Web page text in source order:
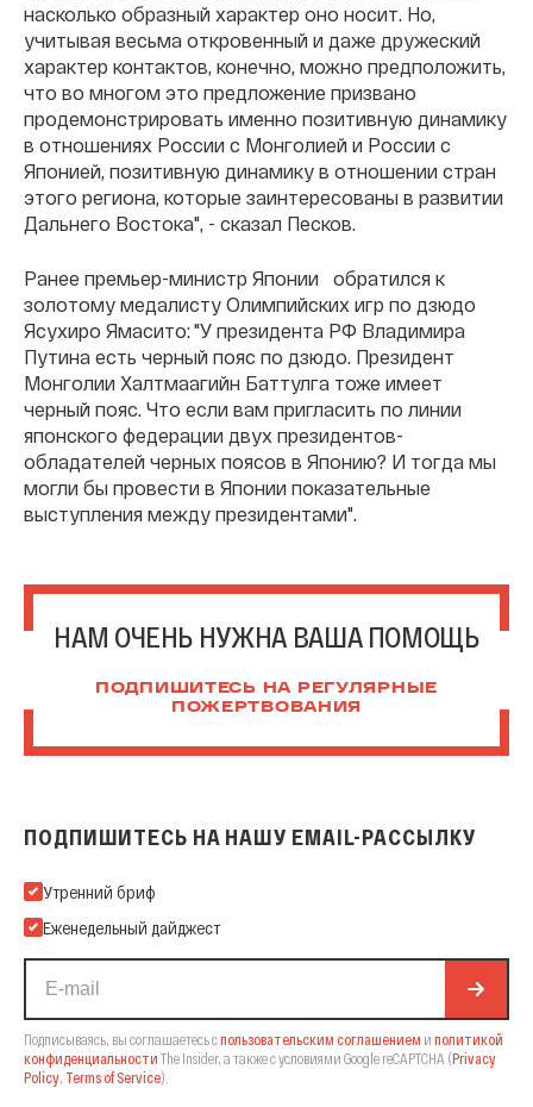
насколько образный характер оно носит. Но,
учитывая весьма откровенный и даже дружеский
характер контактов, конечно, можно предположить,
что во многом это предложение призвано
продемонстрировать именно позитивную динамику
в отношениях России с Монголией и России с
Японией, позитивную динамику в отношении стран
этого региона, которые заинтересованы в развитии
Дальнего Востока", - сказал Песков.
Ранее премьер-министр Японии обратился к
золотому медалисту Олимпийских игр по дзюдо
Ясухиро Ямасито: "У президента РФ Владимира
Путина есть черный пояс по дзюдо. Президент
Монголии Халтмаагийн Баттулга тоже имеет
черный пояс. Что если вам пригласить по линии
японского федерации двух президентов-
обладателей черных поясов в Японию? И тогда мы
могли бы провести в Японии показательные
выступления между президентами".
НАМ ОЧЕНЬ НУЖНА ВАША ПОМОЩЬ
ПОДПИШИТЕСЬ НА РЕГУЛЯРНЫЕ
ПОЖЕРТВОВАНИЯ
ПОДПИШИТЕСЬ НА НАШУ EMAIL-РАССЫЛКУ
Подпишитесь на нашу Email-рассылку
Утренний бриф
Еженедельный дайджест
Подписываясь, вы соглашаетесь спользовательским соглашением и политикой
конфиденциальности The Insider, а также с условиями Google reCAPTCHA (Privacy
Policy, Terms of Service).